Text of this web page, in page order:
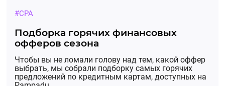
#CPA
Подборка горячих финансовых
офферов сезона
Чтобы вы не ломали голову над тем, какой оффер
выбрать, мы собрали подборку самых горячих
предложений по кредитным картам, доступных на